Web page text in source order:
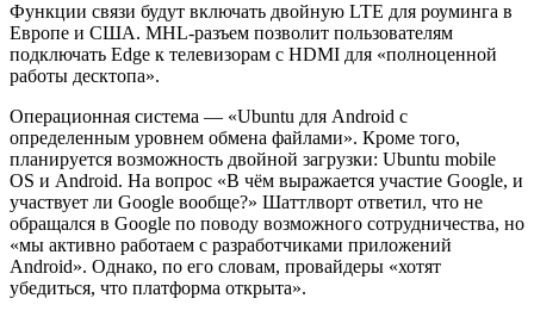
Функции связи будут включать двойную LTE для роуминга в
Европе и США. MHL-разъем позволит пользователям
подключать Edge к телевизорам с HDMI для «полноценной
работы десктопа».
Операционная система — «Ubuntu для Android с
определенным уровнем обмена файлами». Кроме того,
планируется возможность двойной загрузки: Ubuntu mobile
OS и Android. На вопрос «В чём выражается участие Google, и
участвует ли Google вообще?» Шаттлворт ответил, что не
обращался в Google по поводу возможного сотрудничества, но
«мы активно работаем с разработчиками приложений
Android». Однако, по его словам, провайдеры «хотят
убедиться, что платформа открыта».